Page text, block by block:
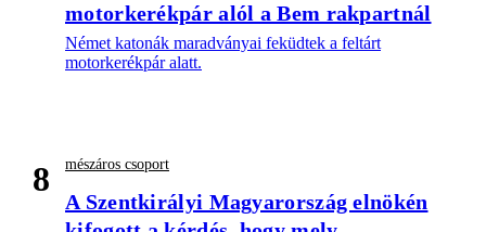
motorkerékpár alól a Bem rakpartnál
Német katonák maradványai feküdtek a feltárt
motorkerékpár alatt.
8 mészáros csoport
A Szentkirályi Magyarország elnökén